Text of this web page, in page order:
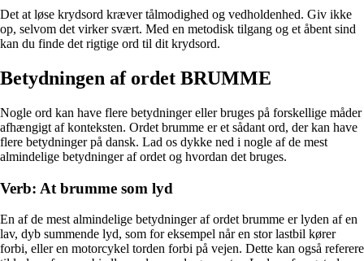
Det at løse krydsord kræver tålmodighed og vedholdenhed. Giv ikke
op, selvom det virker svært. Med en metodisk tilgang og et åbent sind
kan du finde det rigtige ord til dit krydsord.
Betydningen af ordet BRUMME
Nogle ord kan have flere betydninger eller bruges på forskellige måder
afhængigt af konteksten. Ordet brumme er et sådant ord, der kan have
flere betydninger på dansk. Lad os dykke ned i nogle af de mest
almindelige betydninger af ordet og hvordan det bruges.
Verb: At brumme som lyd
En af de mest almindelige betydninger af ordet brumme er lyden af en
lav, dyb summende lyd, som for eksempel når en stor lastbil kører
forbi, eller en motorcykel torden forbi på vejen. Dette kan også referere